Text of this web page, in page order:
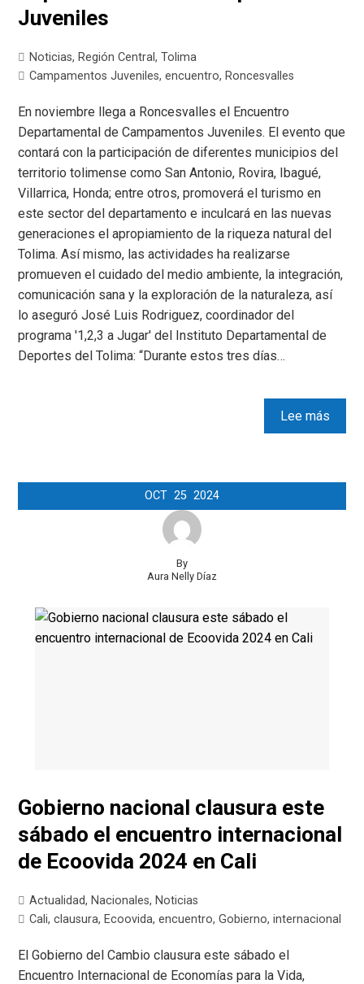
Juveniles
Noticias, Región Central,Tolima
Campamentos Juveniles,encuentro, Roncesvalles
En noviembre llega a Roncesvalles el Encuentro
Departamental de Campamentos Juveniles. El evento que
contará con la participación de diferentes municipios del
territorio tolimense como San Antonio, Rovira, Ibagué,
Villarrica, Honda; entre otros, promoverá el turismo en
este sector del departamento e inculcará en las nuevas
generaciones el apropiamiento de la riqueza natural del
Tolima. Así mismo, las actividades ha realizarse
promueven el cuidado del medio ambiente, la integración,
comunicación sana y la exploración de la naturaleza, así
lo aseguró José Luis Rodriguez, coordinador del
programa '1,2,3 a Jugar' del Instituto Departamental de
Deportes del Tolima: “Durante estos tres días…
Lee más
OCT 25 2024
By
Aura Nelly Díaz
Gobierno nacional clausura este
sábado el encuentro internacional
de Ecoovida 2024 en Cali
Actualidad, Nacionales, Noticias
Cali,clausura, Ecoovida,encuentro,Gobierno,internacional
El Gobierno del Cambio clausura este sábado el
Encuentro Internacional de Economías para la Vida,